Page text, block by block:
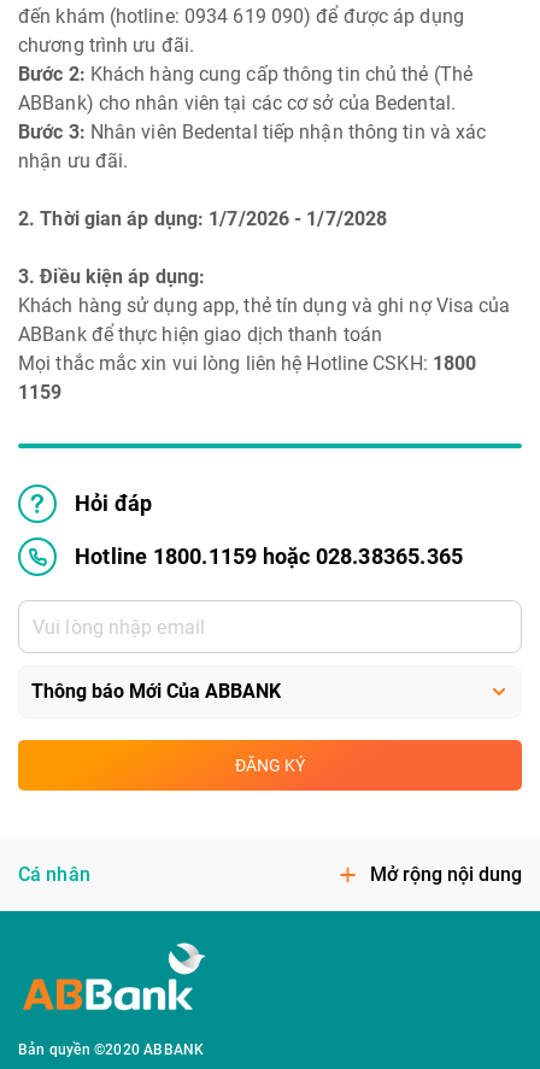
đến khám (hotline: 0934 619 090) để được áp dụng
chương trình ưu đãi.
Bước 2: Khách hàng cung cấp thông tin chủ thẻ (Thẻ
ABBank) cho nhân viên tại các cơ sở của Bedental.
Bước 3: Nhân viên Bedental tiếp nhận thông tin và xác
nhận ưu đãi.
2. Thời gian áp dụng: 1/7/2026 - 1/7/2028
3. Điều kiện áp dụng:
Khách hàng sử dụng app, thẻ tín dụng và ghi nợ Visa của
ABBank để thực hiện giao dịch thanh toán
Mọi thắc mắc xin vui lòng liên hệ Hotline CSKH: 1800
1159
Hỏi đáp
Hotline 1800.1159 hoặc 028.38365.365
ĐĂNG KÝ
Cá nhân Mở rộng nội dung
Bản quyền ©2020 ABBANK